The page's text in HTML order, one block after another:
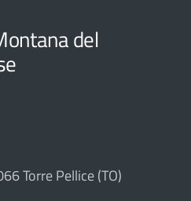
del
Torre Pellice (TO)